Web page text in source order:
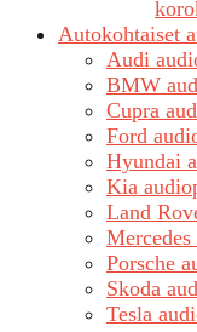
Autokohtaiset
Audi
BMW
Cupra
Ford
Hyundai
Kia
Land
Porsche
Skoda
Tesla